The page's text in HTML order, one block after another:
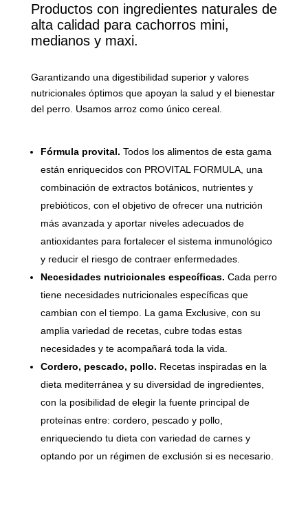
Productos con ingredientes naturales de
alta calidad para cachorros mini,
medianos y maxi.
Garantizando una digestibilidad superior y valores
nutricionales óptimos que apoyan la salud y el bienestar
del perro. Usamos arroz como único cereal.
Fórmula provital. Todos los alimentos de esta gama
están enriquecidos con PROVITAL FORMULA, una
combinación de extractos botánicos, nutrientes y
prebióticos, con el objetivo de ofrecer una nutrición
más avanzada y aportar niveles adecuados de
antioxidantes para fortalecer el sistema inmunológico
y reducir el riesgo de contraer enfermedades.
Necesidades nutricionales específicas. Cada perro
tiene necesidades nutricionales específicas que
cambian con el tiempo. La gama Exclusive, con su
amplia variedad de recetas, cubre todas estas
necesidades y te acompañará toda la vida.
Cordero, pescado, pollo. Recetas inspiradas en la
dieta mediterránea y su diversidad de ingredientes,
con la posibilidad de elegir la fuente principal de
proteínas entre: cordero, pescado y pollo,
enriqueciendo tu dieta con variedad de carnes y
optando por un régimen de exclusión si es necesario.